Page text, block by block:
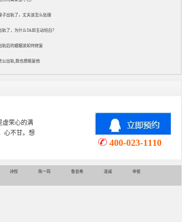
子出轨了，丈夫该怎么处理
轨了，为什么TA却主动坦白？
轨后的婚姻该如何修复
公出轨,我也想报复他
姻情感咨询
等咨询超过
400-023-1110
诗悦 陈一筠 鲁芸希 凌诚 申俊